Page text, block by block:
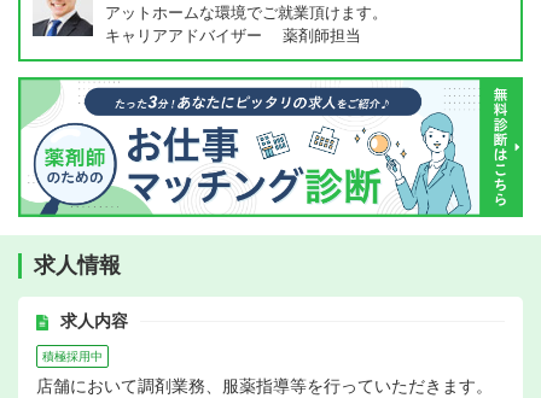
アットホームな環境でご就業頂けます。
キャリアアドバイザー 薬剤師担当
求人情報
求人内容
積極採用中
店舗において調剤業務、服薬指導等を行っていただきます。